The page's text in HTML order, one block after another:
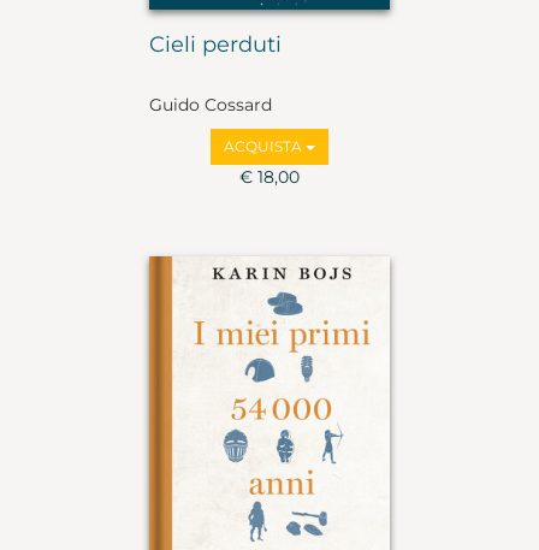
Cieli perduti
Guido Cossard
ACQUISTA
€ 18,00